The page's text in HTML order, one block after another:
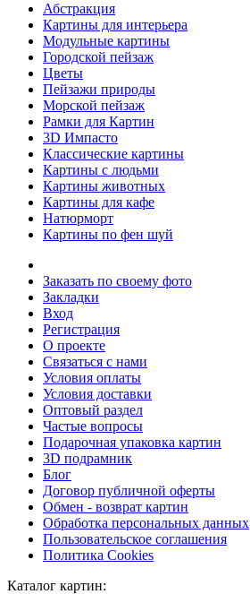
Абстракция
Картины для интерьера
Модульные картины
Городской пейзаж
Цветы
Пейзажи природы
Морской пейзаж
Рамки для Картин
3D Импасто
Классические картины
Картины с людьми
Картины животных
Картины для кафе
Натюрморт
Картины по фен шуй
Заказать по своему фото
Закладки
Вход
Регистрация
О проекте
Связаться с нами
Условия оплаты
Условия доставки
Оптовый раздел
Частые вопросы
Подарочная упаковка картин
3D подрамник
Блог
Договор публичной оферты
Обмен - возврат картин
Обработка персональных данных
Пользовательское соглашения
Политика Cookies
Каталог картин: